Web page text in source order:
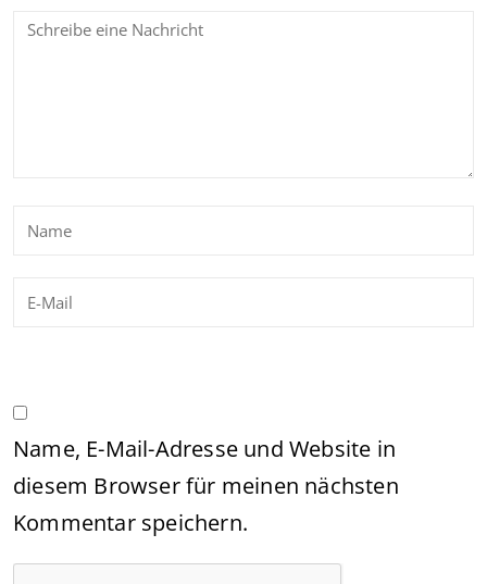
Name, E-Mail-Adresse und Website in
diesem Browser für meinen nächsten
Kommentar speichern.